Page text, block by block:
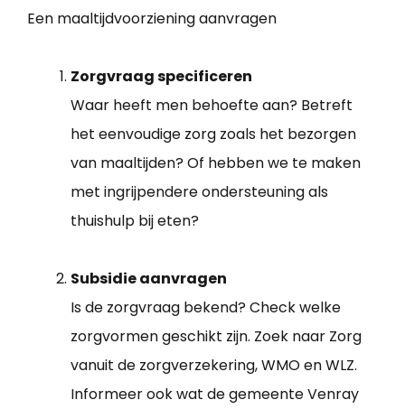
Een maaltijdvoorziening aanvragen
Zorgvraag specificeren
Waar heeft men behoefte aan? Betreft
het eenvoudige zorg zoals het bezorgen
van maaltijden? Of hebben we te maken
met ingrijpendere ondersteuning als
thuishulp bij eten?
Subsidie aanvragen
Is de zorgvraag bekend? Check welke
zorgvormen geschikt zijn. Zoek naar Zorg
vanuit de zorgverzekering, WMO en WLZ.
Informeer ook wat de gemeente Venray